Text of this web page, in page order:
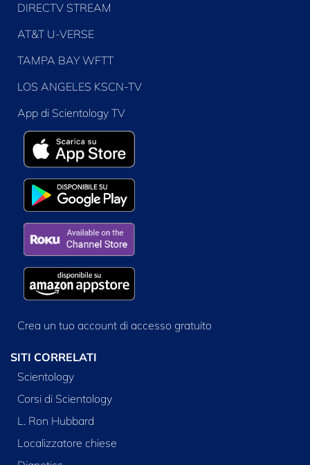
DIRECTV STREAM
AT&T U-VERSE
TAMPA BAY WFTT
LOS ANGELES KSCN-TV
App di Scientology TV
Crea un tuo account di accesso gratuito
SITI CORRELATI
Scientology
Corsi di Scientology
L. Ron Hubbard
Localizzatore chiese